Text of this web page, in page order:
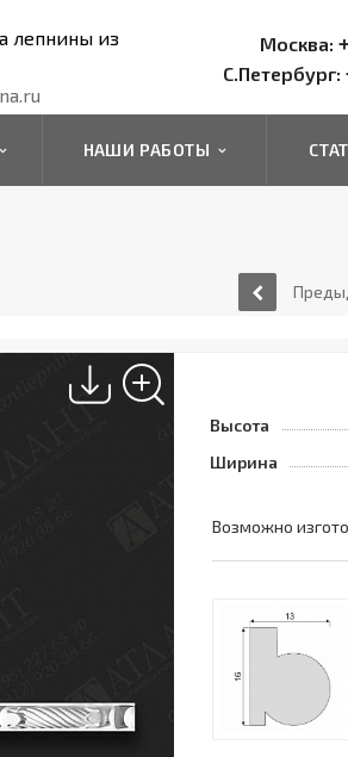
лепнины из
Москва:
С.Петербург:
НАШИ РАБОТЫ
Высота
Ширина
Возможно